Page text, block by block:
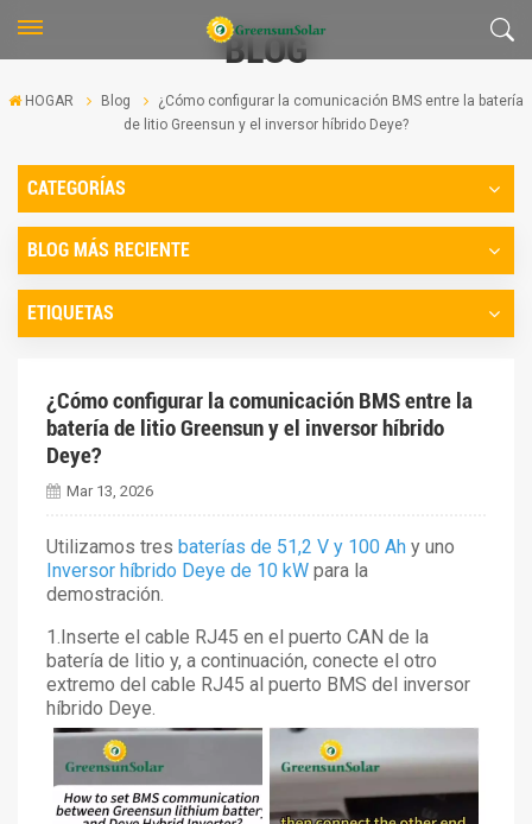
BLOG
HOGAR Blog
¿Cómo configurar la comunicación BMS entre la batería
de litio Greensun y el inversor híbrido Deye?
CATEGORÍAS
BLOG MÁS RECIENTE
ETIQUETAS
¿Cómo configurar la comunicación BMS entre la
batería de litio Greensun y el inversor híbrido
Deye?
Mar 13, 2026
Utilizamos tres baterías de 51,2 V y 100 Ah y uno
Inversor híbrido Deye de 10 kW para la
demostración.
1.Inserte el cable RJ45 en el puerto CAN de la
batería de litio y, a continuación, conecte el otro
extremo del cable RJ45 al puerto BMS del inversor
híbrido Deye.